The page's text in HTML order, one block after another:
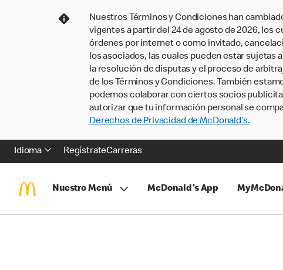
Nuestros Términos y Condiciones han
vigentes a partir del 24 de agosto de 2026, los
órdenes por internet o como invitado,
los asociados, las cuales pueden estar sujetas
la resolución de disputas y el proceso de
de los Términos y Condiciones. También
podemos colaborar con ciertos socios
autorizar que tu información personal se
Derechos de Privacidad de McDonald’s.
Idioma RegístrateCarreras
Nuestro Menú McDonald's App